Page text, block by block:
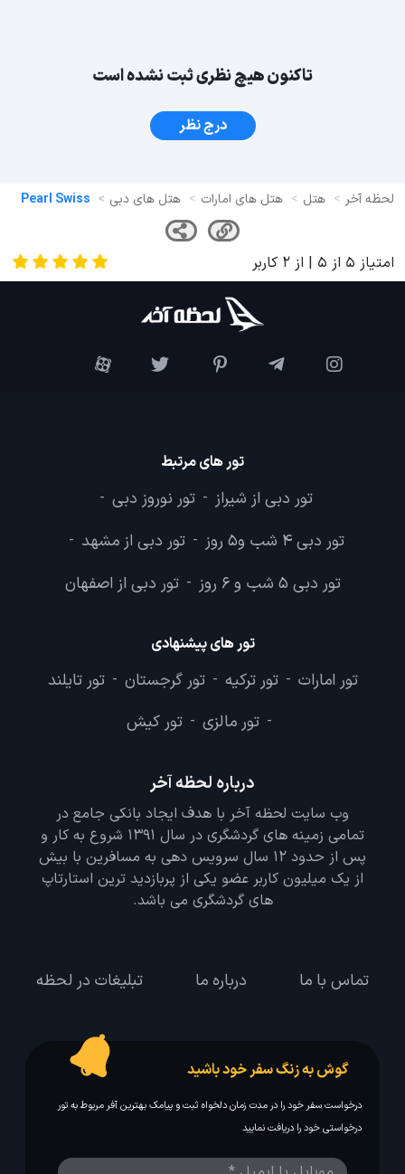
تاکنون هیچ نظری ثبت نشده است
درج نظر
لحظه آخر هتل هتل های امارات هتل های دبی Pearl Swiss
امتیاز 5 از 5 | از 2 کاربر
تور های مرتبط
تور دبی از شیراز - تور نوروز دبی -
تور دبی 4 شب و5 روز - تور دبی از مشهد -
تور دبی 5 شب و 6 روز - تور دبی از اصفهان
تور های پیشنهادی
تور امارات - تور ترکیه - تور گرجستان - تور تایلند
- تور مالزی - تور کیش
درباره لحظه آخر
وب سایت لحظه آخر با هدف ایجاد بانکی جامع در
تمامی زمینه های گردشگری در سال 1391 شروع به کار و
پس از حدود 12 سال سرویس دهی به مسافرین با بیش
از یک میلیون کاربر عضو یکی از پربازدید ترین استارتاپ
های گردشگری می باشد.
تماس با ما درباره ما تبلیغات در لحظه
گوش به زنگ سفر خود باشید
درخواست سفر خود را در مدت زمان دلخواه ثبت و پیامک بهترین آفر مربوط به تور
درخواستی خود را دریافت نمایید